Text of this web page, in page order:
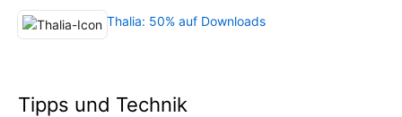
Thalia: 50% auf Downloads
Tipps und Technik